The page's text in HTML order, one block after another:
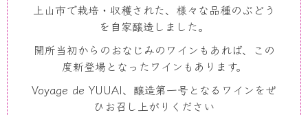
上山市で栽培・収穫された、様々な品種のぶどう
を自家醸造しました。
開所当初からのおなじみのワインもあれば、この
度新登場となったワインもあります。
Voyage de YUUAI、醸造第一号となるワインをぜ
ひお召し上がりください